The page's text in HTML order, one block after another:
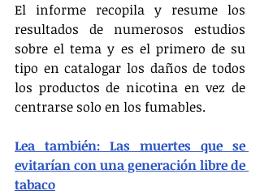
El informe recopila y resume los
resultados de numerosos estudios
sobre el tema y es el primero de su
tipo en catalogar los daños de todos
los productos de nicotina en vez de
centrarse solo en los fumables.
Lea también: Las muertes que se
evitarían con una generación libre de
tabaco